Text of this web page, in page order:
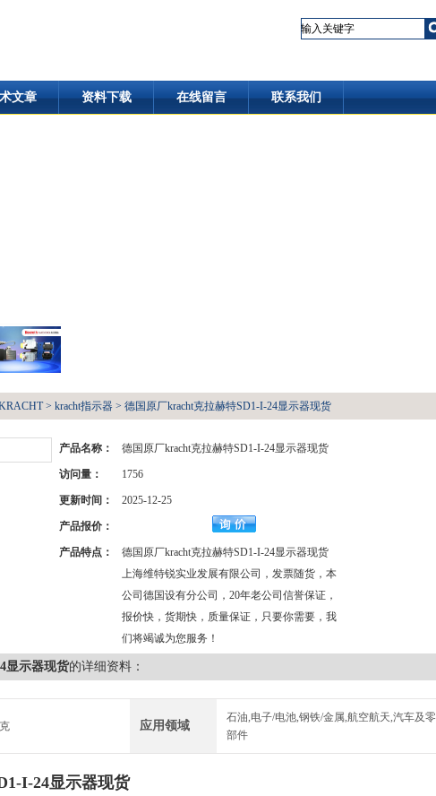
文章 资料下载 在线留言 联系我们
> kracht指示器 > 德国原厂kracht克拉赫特SD1-I-24显示器现货
产品名称： 德国原厂kracht克拉赫特SD1-I-24显示器现货
访问量： 1756
更新时间： 2025-12-25
产品报价：
产品特点：
德国原厂kracht克拉赫特SD1-I-24显示器现货
上海维特锐实业发展有限公司，发票随货，本
公司德国设有分公司，20年老公司信誉保证，
报价快，货期快，质量保证，只要你需要，我
们将竭诚为您服务！
显示器现货的详细资料：
应用领域
石油,电子/电池,钢铁/金属,航空航天,汽车及零
部件
I-24显示器现货